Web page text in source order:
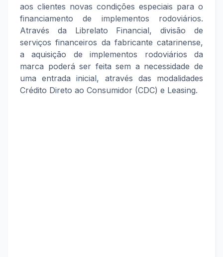
aos clientes novas condições especiais para o
financiamento de implementos rodoviários.
Através da Librelato Financial, divisão de
serviços financeiros da fabricante catarinense,
a aquisição de implementos rodoviários da
marca poderá ser feita sem a necessidade de
uma entrada inicial, através das modalidades
Crédito Direto ao Consumidor (CDC) e Leasing.